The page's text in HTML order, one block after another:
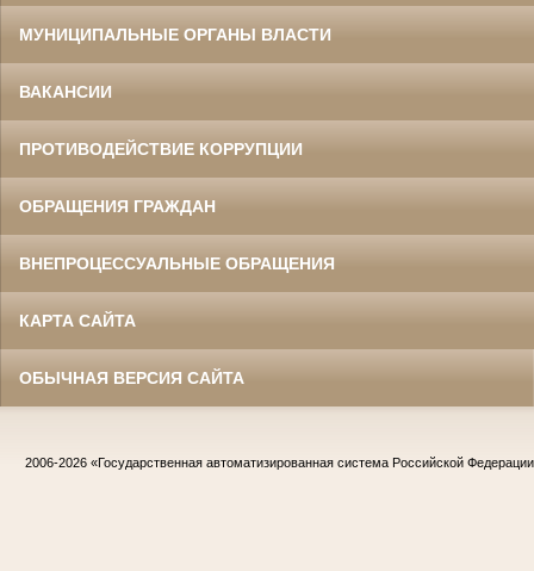
МУНИЦИПАЛЬНЫЕ ОРГАНЫ ВЛАСТИ
ВАКАНСИИ
ПРОТИВОДЕЙСТВИЕ КОРРУПЦИИ
ОБРАЩЕНИЯ ГРАЖДАН
ВНЕПРОЦЕССУАЛЬНЫЕ ОБРАЩЕНИЯ
КАРТА САЙТА
ОБЫЧНАЯ ВЕРСИЯ САЙТА
2006-2026 «Государственная автоматизированная система Российской